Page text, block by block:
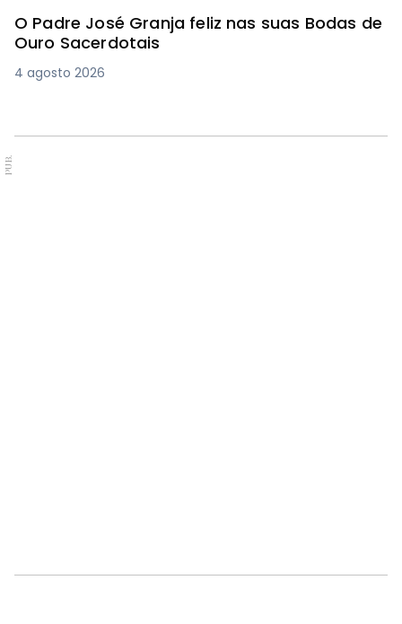
O Padre José Granja feliz nas suas Bodas de
Ouro Sacerdotais
4 agosto 2026
PUB.